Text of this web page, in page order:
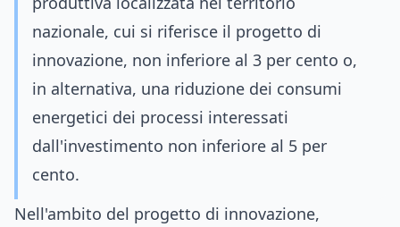
nazionale, cui si riferisce il progetto di
innovazione, non inferiore al 3 per cento o,
in alternativa, una riduzione dei consumi
energetici dei processi interessati
dall'investimento non inferiore al 5 per
cento.
Nell'ambito del progetto di innovazione,